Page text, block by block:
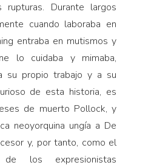
rupturas. Durante largos
cuando laboraba en
entraba en mutismos y
lo cuidaba y mimaba,
su propio trabajo y a su
de esta historia, es
de muerto Pollock, y
neoyorquina ungía a De
y, por tanto, como el
los expresionistas